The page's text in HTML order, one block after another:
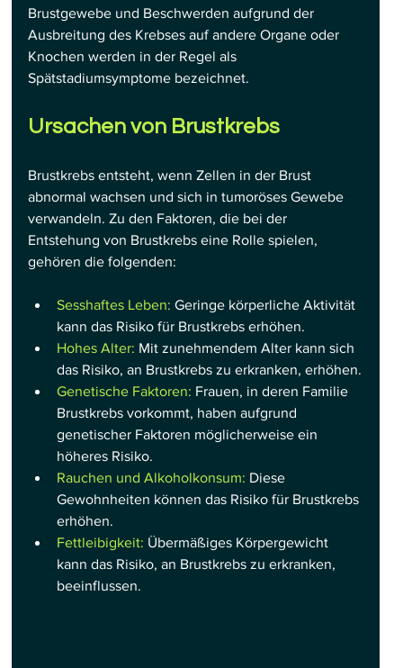
Brustgewebe und Beschwerden aufgrund der
Ausbreitung des Krebses auf andere Organe oder
Knochen werden in der Regel als
Spätstadiumsymptome bezeichnet.
Ursachen von Brustkrebs
Brustkrebs entsteht, wenn Zellen in der Brust
abnormal wachsen und sich in tumoröses Gewebe
verwandeln. Zu den Faktoren, die bei der
Entstehung von Brustkrebs eine Rolle spielen,
gehören die folgenden:
Sesshaftes Leben: Geringe körperliche Aktivität
kann das Risiko für Brustkrebs erhöhen.
Hohes Alter: Mit zunehmendem Alter kann sich
das Risiko, an Brustkrebs zu erkranken, erhöhen.
Genetische Faktoren: Frauen, in deren Familie
Brustkrebs vorkommt, haben aufgrund
genetischer Faktoren möglicherweise ein
höheres Risiko.
Rauchen und Alkoholkonsum: Diese
Gewohnheiten können das Risiko für Brustkrebs
erhöhen.
Fettleibigkeit: Übermäßiges Körpergewicht
kann das Risiko, an Brustkrebs zu erkranken,
beeinflussen.